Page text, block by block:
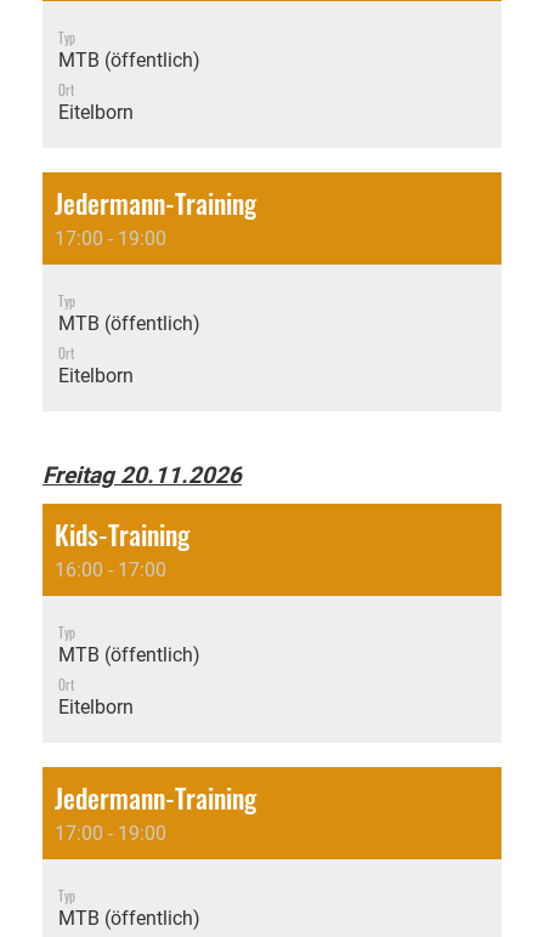
Typ
MTB (öffentlich)
Ort
Eitelborn
Jedermann-Training
17:00 - 19:00
Typ
MTB (öffentlich)
Ort
Eitelborn
Freitag 20.11.2026
Kids-Training
16:00 - 17:00
Typ
MTB (öffentlich)
Ort
Eitelborn
Jedermann-Training
17:00 - 19:00
Typ
MTB (öffentlich)